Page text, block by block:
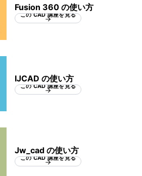
Fusion 360 の使い方
この CAD 講座を見る
IJCAD の使い方
この CAD 講座を見る
Jw_cad の使い方
この CAD 講座を見る